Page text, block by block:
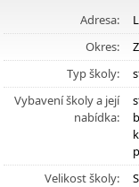
Adresa:
Okres:
Typ školy:
Vybavení školy a její
nabídka:
Velikost školy: